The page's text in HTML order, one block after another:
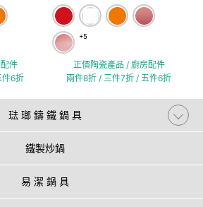
件
件6折
+5
正價陶瓷產品 / 廚房配件
兩件8折 / 三件7折 / 五件6折
琺 瑯 鑄 鐵 鍋 具
鐵製炒鍋
易 潔 鍋 具